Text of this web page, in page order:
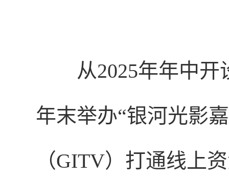
从2025年年中
年末举办“银河光影
（GITV）打通线上